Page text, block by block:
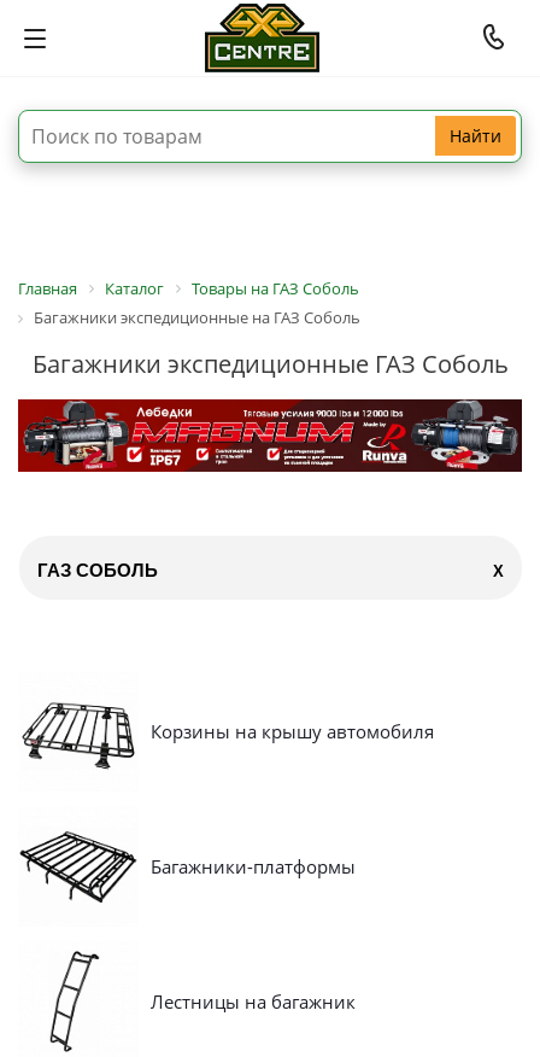
Найти
Главная Каталог
Товары на ГАЗ Соболь
Багажники экспедиционные на ГАЗ Соболь
Багажники экспедиционные ГАЗ Соболь
ГАЗ СОБОЛЬ X
Корзины на крышу автомобиля
Багажники-платформы
Лестницы на багажник